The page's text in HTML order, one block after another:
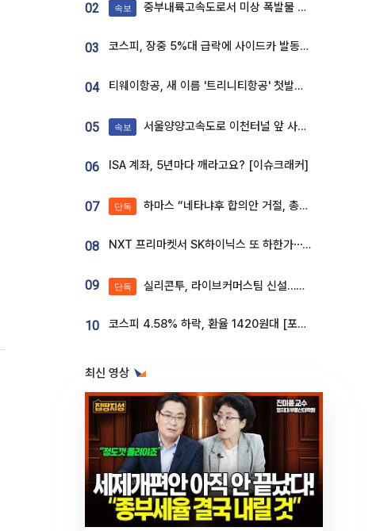
02 속보 중부내륙고속도로서 미상 폭발물 발견
03 코스피, 장중 5%대 급락에 사이드카 발동…삼성·SK 동반 폭락
04 티웨이항공, 새 이름 '트리니티항공' 첫발…SSC 전략 본격화
05 속보 서울양양고속도로 이천터널 앞 사고 발생
06 ISA 계좌, 5년마다 깨라고요? [이슈크래커]
07 단독 하마스 “네타냐후 합의안 거절, 총선 앞두고 시간 끌기”
08 NXT 프리마켓서 SK하이닉스 또 하한가⋯‘11주 거래’에 시초가 왜곡
09 단독 실리콘투, 라이브커머스팀 신설…K뷰티 ‘글로벌 판매망’ 확대[K뷰티 라방戰]
10 코스피 4.58% 하락, 환율 1420원대 [포토]
최신 영상